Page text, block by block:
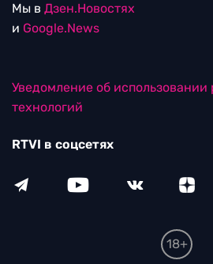
Мы в Дзен.Новостях
и Google.News
Уведомление об
технологий
RTVI в соцсетях
18+